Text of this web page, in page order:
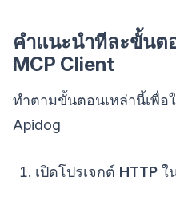
คำแนะนำทีละขั้นต
MCP Client
ทำตามขั้นตอนเหล่านี้เพื่อ
Apidog
เปิดโปรเจกต์ HTTP ใ